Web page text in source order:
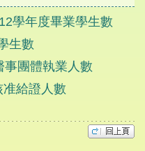
學年度畢業學生數
生數
事團體執業人數
准給證人數